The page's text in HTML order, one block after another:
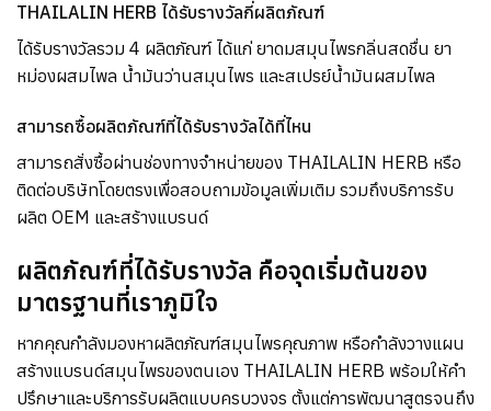
THAILALIN HERB ได้รับรางวัลกี่ผลิตภัณฑ์
ได้รับรางวัลรวม 4 ผลิตภัณฑ์ ได้แก่ ยาดมสมุนไพรกลิ่นสดชื่น ยา
หม่องผสมไพล น้ำมันว่านสมุนไพร และสเปรย์น้ำมันผสมไพล
สามารถซื้อผลิตภัณฑ์ที่ได้รับรางวัลได้ที่ไหน
สามารถสั่งซื้อผ่านช่องทางจำหน่ายของ THAILALIN HERB หรือ
ติดต่อบริษัทโดยตรงเพื่อสอบถามข้อมูลเพิ่มเติม รวมถึงบริการรับ
ผลิต OEM และสร้างแบรนด์
ผลิตภัณฑ์ที่ได้รับรางวัล คือจุดเริ่มต้นของ
มาตรฐานที่เราภูมิใจ
หากคุณกำลังมองหาผลิตภัณฑ์สมุนไพรคุณภาพ หรือกำลังวางแผน
สร้างแบรนด์สมุนไพรของตนเอง THAILALIN HERB พร้อมให้คำ
ปรึกษาและบริการรับผลิตแบบครบวงจร ตั้งแต่การพัฒนาสูตรจนถึง